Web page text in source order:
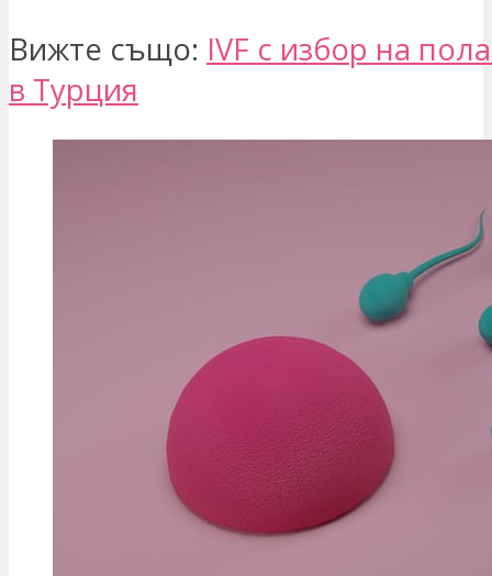
Вижте също: IVF с избор на
в Турция